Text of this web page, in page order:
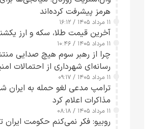
هرمز پیشرفت کرده‌اند
۱۱ مرداد ۱۴۰۵ / ۱۶:۱۲
آخرین قیمت طلا، سکه و ارز یکشنبه 11 مرداد+
۱۱ مرداد ۱۴۰۵ / ۱۰:۴۶
چرا از رهبر سوم هیچ صدایی
رسانه‌ای شهرداری از احتمالات
گفت
۱۱ مرداد ۱۴۰۵ / ۰۹:۱۷
ترامپ مدعی لغو
مذاکرات اعلام کرد
۱۱ مرداد ۱۴۰۵ / ۰۸:۱۸
روبیو: فکر نمی‌کنم حکومت